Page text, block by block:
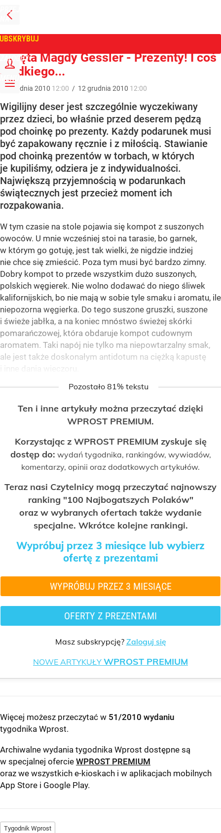
PRZEJDŹ
NA
GŁÓWNĄ
ZALOGUJ
MENU
Tygodnik Wprost
Święta Magdy Gessler - Prezenty! I coś
słodkiego...
12grudnia 2010 12:00 / 12 grudnia 2010 12:00
Wigilijny deser jest szczególnie wyczekiwany
przez dzieci, bo właśnie przed deserem pędzą
pod choinkę po prezenty. Każdy podarunek musi
być zapakowany ręcznie i z miłością. Stawianie
pod choinką prezentów w torbach, w których
je kupiliśmy, odziera je z indywidualności.
Największą przyjemnością w podarunkach
świątecznych jest przecież moment ich
rozpakowania.
W tym czasie na stole pojawia się kompot z suszonych
owoców. U mnie wcześniej stoi na tarasie, bo garnek,
w którym go gotuję, jest tak wielki, że nigdzie indziej
nie chce się zmieścić. Poza tym musi być bardzo zimny.
Dobry kompot to przede wszystkim dużo suszonych,
polskich węgierek. Nie wolno dodawać do niego śliwek
kalifornijskich, bo nie mają w sobie tyle smaku i aromatu, ile
niepozorna węgierka. Do tego suszone gruszki, suszone
i świeże jabłka, a na koniec mnóstwo świeżej skórki
pomarańczowej, która obdaruje kompot cudownym
aromatem. Taki napój nie tylko ma niepowtarzalny smak,
ale jest także doskonałym antidotum na ciężką kapustę
Pozostało 81% tekstu
Ten i inne artykuły można przeczytać dzięki
WPROST PREMIUM.
Korzystając z WPROST PREMIUM zyskuje się
dostęp do: wydań tygodnika, rankingów, wywiadów,
komentarzy, opinii oraz dodatkowych artykułów.
Teraz nasi Czytelnicy mogą przeczytać najnowszy
ranking "100 Najbogatszych Polaków"
oraz w wybranych ofertach także wydanie
specjalne. Wkrótce kolejne rankingi.
Wypróbuj przez 3 miesiące lub wybierz
ofertę z prezentami
WYPRÓBUJ PRZEZ 3 MIESIĄCE
OFERTY Z PREZENTAMI
Masz subskrypcję? Zaloguj się
NOWE ARTYKUŁY WPROST PREMIUM
Więcej możesz przeczytać w 51/2010 wydaniu
tygodnika Wprost.
Archiwalne wydania tygodnika Wprost dostępne są
w specjalnej ofercie WPROST PREMIUM
oraz we wszystkich e-kioskach i w aplikacjach mobilnych
App Store i Google Play.
Tygodnik Wprost